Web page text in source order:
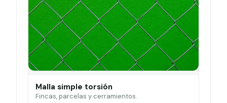
Malla simple torsión
Fincas, parcelas y cerramientos.